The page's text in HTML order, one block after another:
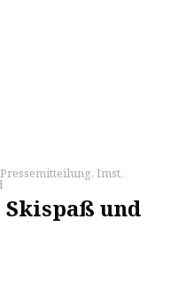
Pressemitteilung, Imst,
und